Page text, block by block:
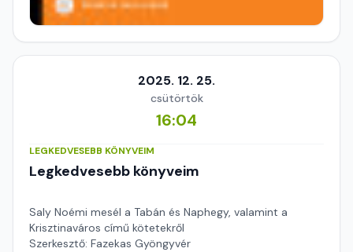
2025. 12. 25.
csütörtök
16:04
LEGKEDVESEBB KÖNYVEIM
Legkedvesebb könyveim
Saly Noémi mesél a Tabán és Naphegy, valamint a
Krisztinaváros című kötetekről
Szerkesztő: Fazekas Gyöngyvér